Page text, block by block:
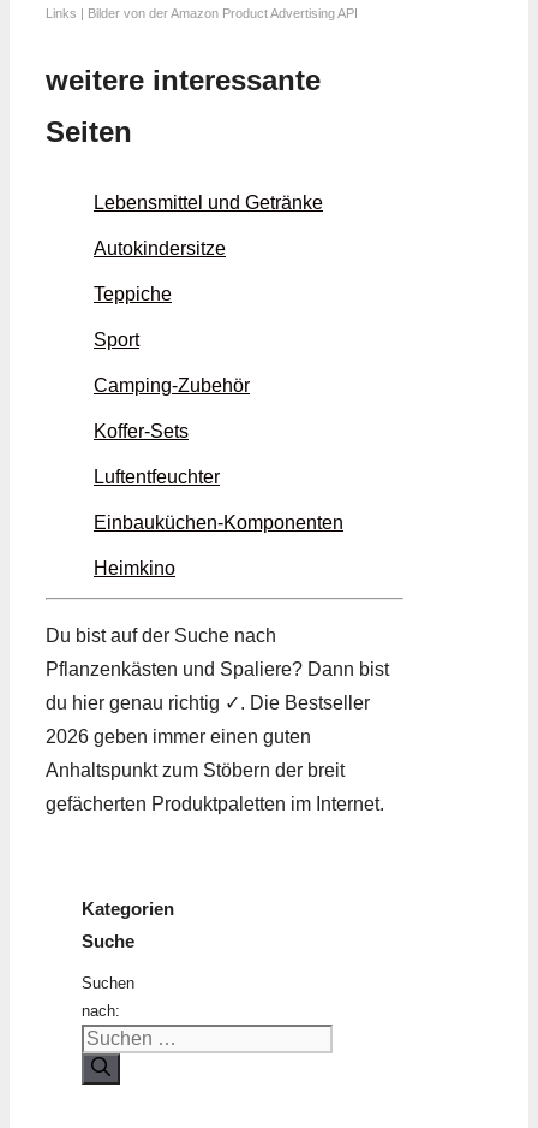
Links | Bilder von der Amazon Product Advertising API
weitere interessante
Seiten
Lebensmittel und Getränke
Autokindersitze
Teppiche
Sport
Camping-Zubehör
Koffer-Sets
Luftentfeuchter
Einbauküchen-Komponenten
Heimkino
Du bist auf der Suche nach
Pflanzenkästen und Spaliere? Dann bist
du hier genau richtig ✓. Die Bestseller
2026 geben immer einen guten
Anhaltspunkt zum Stöbern der breit
gefächerten Produktpaletten im Internet.
Kategorien
Suche
Suchen
nach: